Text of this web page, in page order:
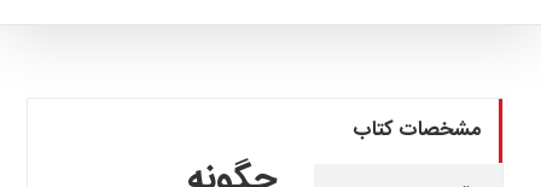
مشخصات کتاب